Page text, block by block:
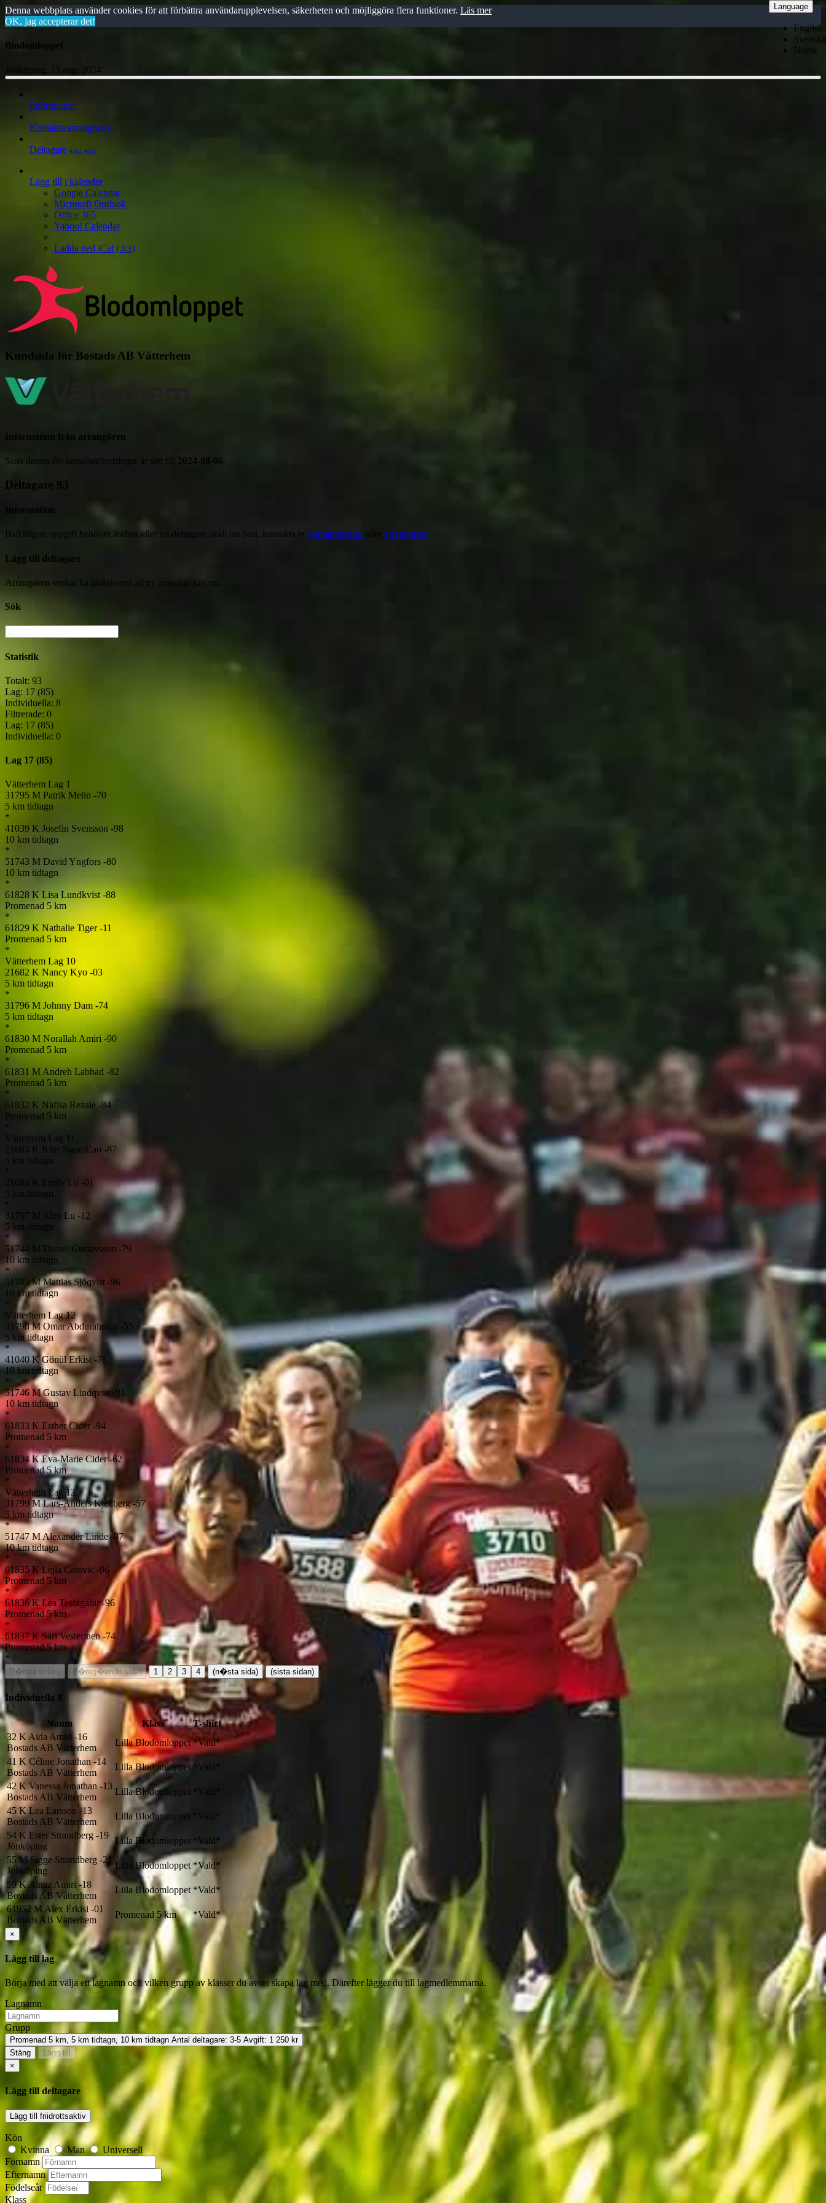
Denna webbplats använder cookies för att förbättra användarupplevelsen, säkerheten och möjliggöra flera funktioner. Läs mer
OK, jag accepterar det!
Blodomloppet
Jönköping, 13 aug. 2024
Information
Kontakta arrangören
Deltagare 4562 4562
Lägg till i kalender
Google Calendar
Microsoft Outlook
Office 365
Yahoo! Calendar
Ladda ned iCal (.ics)
Kundsida för Bostads AB Vätterhem
Language
English
Svenska
Norsk
Information från arrangören
Sista datum för anmälan/ändringar är satt till 2024-08-06.
Deltagare 93
Ifall någon uppgift behöver ändras eller en deltagare skall tas bort, kontakta er kontaktperson eller arrangören.
Lägg till deltagare
Arrangören verkar ha inaktiverat all ny anmälan just nu.
Sök
Statistik
Totalt: 93
Lag: 17 (85)
Individuella: 8
Filtrerade: 0
Lag: 17 (85)
Individuella: 0
Lag 17 (85)
Vätterhem Lag 1
31795 M Patrik Melin -70
5 km tidtagn
*
41039 K Josefin Svensson -98
10 km tidtagn
*
51743 M David Yngfors -80
10 km tidtagn
*
61828 K Lisa Lundkvist-88
Promenad 5 km
*
61829 K Nathalie Tiger-11
Promenad 5 km
*
Vätterhem Lag 10
21682 K Nancy Kyo -03
5 km tidtagn
*
31796 M Johnny Dam -74
5 km tidtagn
*
61830 M Norallah Amiri -90
Promenad 5 km
*
61831 M Andreh Labbad -82
Promenad 5 km
*
61832 K Nafisa Rezaie -84
Promenad 5 km
Vätterhem Lag 11
21683 K Kim Ngoc Cao -87
5 km tidtagn
K Emily Lu -01
5 km tidtagn
31797
Alex Lu -12
5 km tidtagn
*
51744 M Daniel Gustavsson -79
10 km tidtagn
*
51745 M Mattias Sjöqvist -96
10 km tidtagn
Vätterhem Lag 12
31798 M Omar Abdurahman -55
5 km tidtagn
*
41040 K Gönül Erkisi -78
10 km tidtagn
*
51746 M Gustav Lindqvist -91
10 km tidtagn
*
61833 K Esther Cider -94
Promenad 5 km
*
61834 K Eva-Marie Cider-62
Promenad 5 km
*
Vätterhem Lag 13
31799 M Lars-Anders Kjellberg-57
5 km tidtagn
*
51747 MAlexander Linde-87
10 km tidtagn
*
61835 K Lejla Catovic -96
Promenad 5 km
*
61836 K Lea Tesfagabir-96
Promenad 5 km
*
61837 K Sari Vesterinen-74
Promenad 5 km
*
(f�rsta sidan) (f�reg�ende sida) 1 2 3 4 (n�sta sida) (sista sidan)
Individuella 8
Namn Klass
T-shirt
32 K Aida Amiri -16
Bostads AB Vätterhem
Lilla Blodomloppet *Vald*
41 K Céline Jonathan-14
Bostads AB Vätterhem
Lilla Blodomloppet *Vald*
42 K Vanessa Jonathan-13
Bostads AB Vätterhem
Lilla Blodomloppet
*Vald*
45K Lea Larsson -13
Bostads AB Vätterhem
Lilla Blodomloppet
*Vald*
54 K Ester Strandberg -19
Jönköping
Lilla Blodomloppet *Vald*
55M Sigge Strandberg -21
Jönköping
Lilla Blodomloppet *Vald*
59KAinaz Amiri -18
Bostads AB Vätterhem
Lilla Blodomloppet *Vald*
61952 M Alex Erkisi -01
Bostads AB Vätterhem
Promenad 5 km *Vald*
×
Lägg till lag
Börja med att välja ett lagnamn och vilken grupp av klasser du avser skapa lag med. Därefter lägger du till lagmedlemmarna.
Lagnamn
Grupp
Promenad 5 km, 5 km tidtagn, 10 km tidtagn Antal deltagare: 3-5 Avgift: 1 250 kr
Stäng
Lägg till
×
Lägg till deltagare
Lägg till friidrottsaktiv
Kön
Kvinna
Man
Universell
Förnamn
Efternamn
Födelseår
Klass